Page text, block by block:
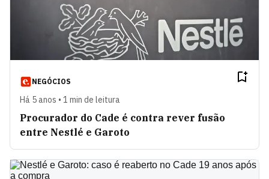
NEGÓCIOS
Há 5 anos • 1 min de leitura
Procurador do Cade é contra rever fusão
entre Nestlé e Garoto